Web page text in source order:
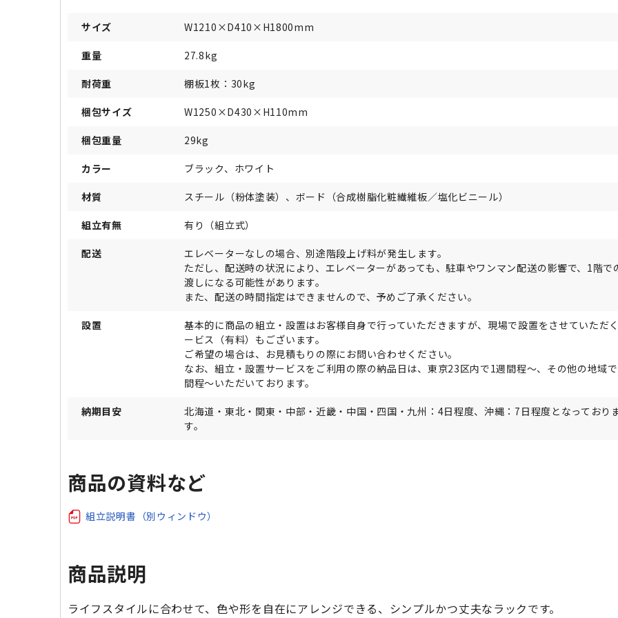
サイズ W1210×D410×H1800mm
重量 27.8kg
耐荷重 棚板1枚：30kg
梱包サイズ W1250×D430×H110mm
梱包重量 29kg
カラー ブラック、ホワイト
材質 スチール（粉体塗装）、ボード（合成樹脂化粧繊維板／塩化ビニール）
組立有無 有り（組立式）
配送
エレベーターなしの場合、別途階段上げ料が発生します。
ただし、配送時の状況により、エレベーターがあっても、駐車やワンマン配送の影響で、1階で
渡しになる可能性があります。
また、配送の時間指定はできませんので、予めご了承ください。
設置
基本的に商品の組立・設置はお客様自身で行っていただきますが、現場で設置をさせていただ
ービス（有料）もございます。
ご希望の場合は、お見積もりの際にお問い合わせください。
なお、組立・設置サービスをご利用の際の納品日は、東京23区内で1週間程～、その他の地域
間程～いただいております。
納期目安
北海道・東北・関東・中部・近畿・中国・四国・九州：4日程度、沖縄：7日程度となっており
す。
商品の資料など
組立説明書（別ウィンドウ）
商品説明
ライフスタイルに合わせて、色や形を自在にアレンジできる、シンプルかつ丈夫なラックです。